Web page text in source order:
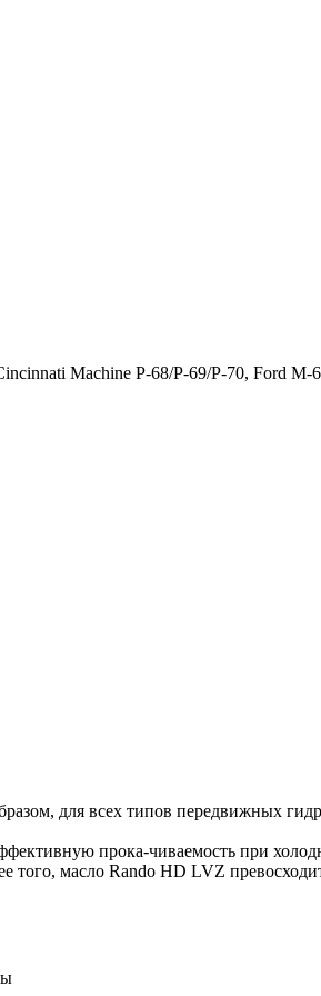
Machine P-68/P-69/P-70, Ford M-
для всех типов передвижных
прока-чиваемость при
того, масло Rando HD LVZ